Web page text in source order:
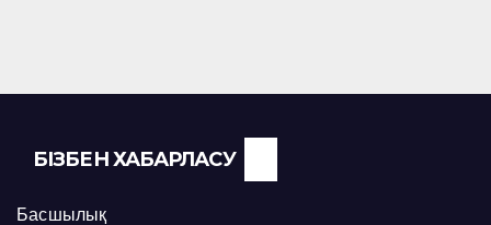
БІЗБЕН ХАБАРЛАСУ
Басшылық